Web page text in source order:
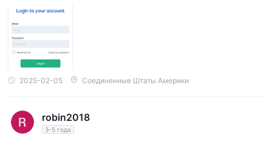
аже не смог настроить демо-аккаунт. Это вызывает опасени
я и указывает на то, что они могут ограничивать количество
торговых аккаунтов на своих серверах, но я предпочел бы,
чтобы это было так, чем проблема с финансированием.
2025-02-05 Соединенные Штаты Америки
robin2018
3-5 года